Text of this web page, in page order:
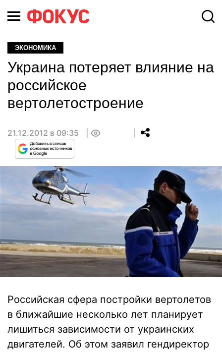
ЭКОНОМИКА
Украина потеряет влияние на
российское
вертолетостроение
21.12.2012 в 09:35
Российская сфера постройки вертолетов
в ближайшие несколько лет планирует
лишиться зависимости от украинских
двигателей. Об этом заявил гендиректор